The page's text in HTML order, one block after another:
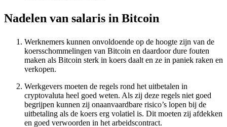
Nadelen van salaris in Bitcoin
Werknemers kunnen onvoldoende op de hoogte zijn van de
koersschommelingen van Bitcoin en daardoor dure fouten
maken als Bitcoin sterk in koers daalt en ze in paniek raken en
verkopen.
Werkgevers moeten de regels rond het uitbetalen in
cryptovaluta heel goed weten. Als zij deze regels niet goed
begrijpen kunnen zij onaanvaardbare risico’s lopen bij de
uitbetaling als de koers erg volatiel is. Dit moeten zij afdekken
en goed verwoorden in het arbeidscontract.